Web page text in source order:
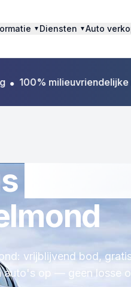
▼ Diensten ▼Auto
milieuvriendelijke
vrijblijvend bod,
auto's op — geen losse